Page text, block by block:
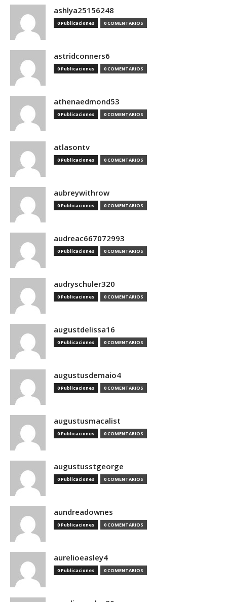
ashlya25156248
0 Publicaciones 0 COMENTARIOS
astridconners6
0 Publicaciones 0 COMENTARIOS
athenaedmond53
0 Publicaciones 0 COMENTARIOS
atlasontv
0 Publicaciones 0 COMENTARIOS
aubreywithrow
0 Publicaciones 0 COMENTARIOS
audreac667072993
0 Publicaciones 0 COMENTARIOS
audryschuler320
0 Publicaciones 0 COMENTARIOS
augustdelissa16
0 Publicaciones 0 COMENTARIOS
augustusdemaio4
0 Publicaciones 0 COMENTARIOS
augustusmacalist
0 Publicaciones 0 COMENTARIOS
augustusstgeorge
0 Publicaciones 0 COMENTARIOS
aundreadownes
0 Publicaciones 0 COMENTARIOS
aurelioeasley4
0 Publicaciones 0 COMENTARIOS